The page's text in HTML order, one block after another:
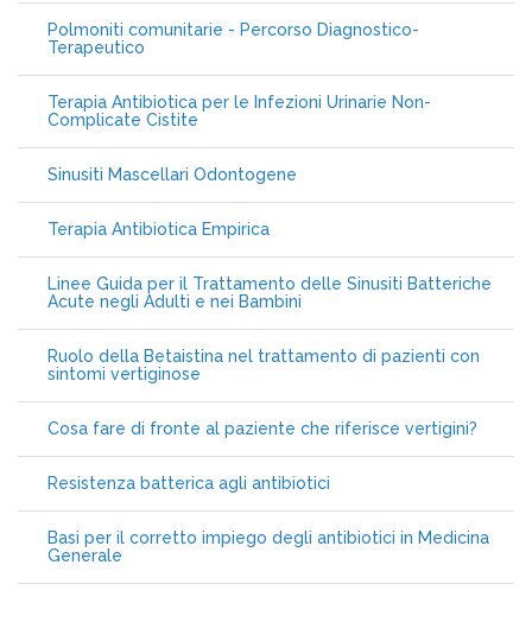
Polmoniti comunitarie - Percorso Diagnostico-
Terapeutico
Terapia Antibiotica per le Infezioni Urinarie Non-
Complicate Cistite
Sinusiti Mascellari Odontogene
Terapia Antibiotica Empirica
Linee Guida per il Trattamento delle Sinusiti Batteriche
Acute negli Adulti e nei Bambini
Ruolo della Betaistina nel trattamento di pazienti con
sintomi vertiginose
Cosa fare di fronte al paziente che riferisce vertigini?
Resistenza batterica agli antibiotici
Basi per il corretto impiego degli antibiotici in Medicina
Generale